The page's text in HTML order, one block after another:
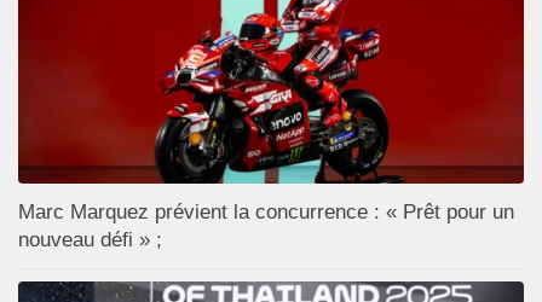
Marc Marquez prévient la concurrence : « Prêt pour un
nouveau défi » ;